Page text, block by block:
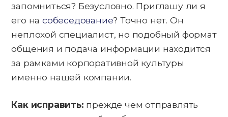
запомниться? Безусловно. Приглашу ли я
его на собеседование? Точно нет. Он
неплохой специалист, но подобный формат
общения и подача информации находится
за рамками корпоративной культуры
именно нашей компании.
Как исправить: прежде чем отправлять